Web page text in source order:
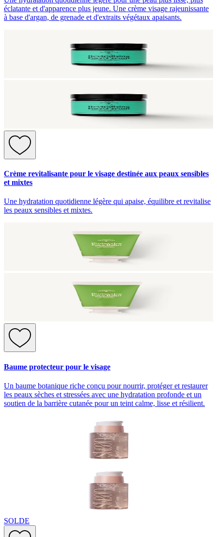
éclatante et d'apparence plus jeune. Une crème visage rajeunissante
à base d'argan, de grenade et d'extraits végétaux apaisants.
Crème revitalisante pour le visage destinée aux peaux sensibles
et mixtes
Une hydratation quotidienne légère qui apaise, équilibre et revitalise
les peaux sensibles et mixtes.
Baume protecteur pour le visage
Un baume botanique riche conçu pour nourrir, protéger et restaurer
les peaux sèches et stressées avec une hydratation profonde et un
soutien de la barrière cutanée pour un teint calme, lisse et résilient.
SOLDE